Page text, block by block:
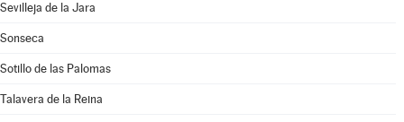
Sevilleja de la Jara
Sonseca
Sotillo de las Palomas
Talavera de la Reina